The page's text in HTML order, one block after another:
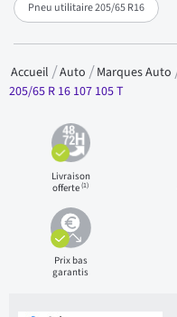
Pneu utilitaire 205/65 R16
Accueil Auto Marques Auto
205/65 R 16 107 105 T
Livraison
offerte(1)
Prix bas
garantis